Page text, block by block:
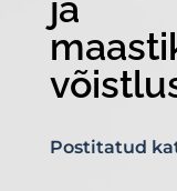
ja
Postitatud